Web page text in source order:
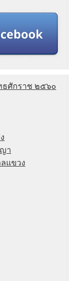
ธศักราช ๒๕๖๐
า
แขวง